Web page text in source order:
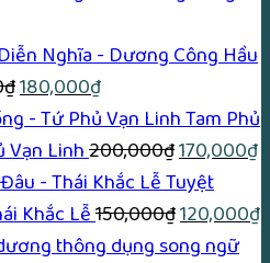
Nghĩa - Dương Công Hầu
₫Giá
gốc
là:
210,000₫.
180,000₫Giá
hiện
tại
là:
180,000₫.
Tam Phủ
Vạn Linh200,000₫Giá
gốc
là:
200,000₫.
170,000₫
Tuyệt
Khắc Lễ150,000₫Giá
gốc
120,000₫